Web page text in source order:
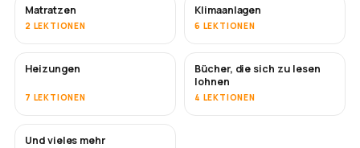
Matratzen
2 LEKTIONEN
BALD
Klimaanlagen
6 LEKTIONEN
BALD
Heizungen
7 LEKTIONEN
BALD
Bücher, die sich zu lesen
lohnen
4 LEKTIONEN
BALD
Und vieles mehr